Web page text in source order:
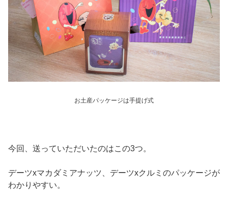
お土産パッケージは手提げ式
今回、送っていただいたのはこの3つ。
デーツxマカダミアナッツ、デーツxクルミのパッケージが
わかりやすい。